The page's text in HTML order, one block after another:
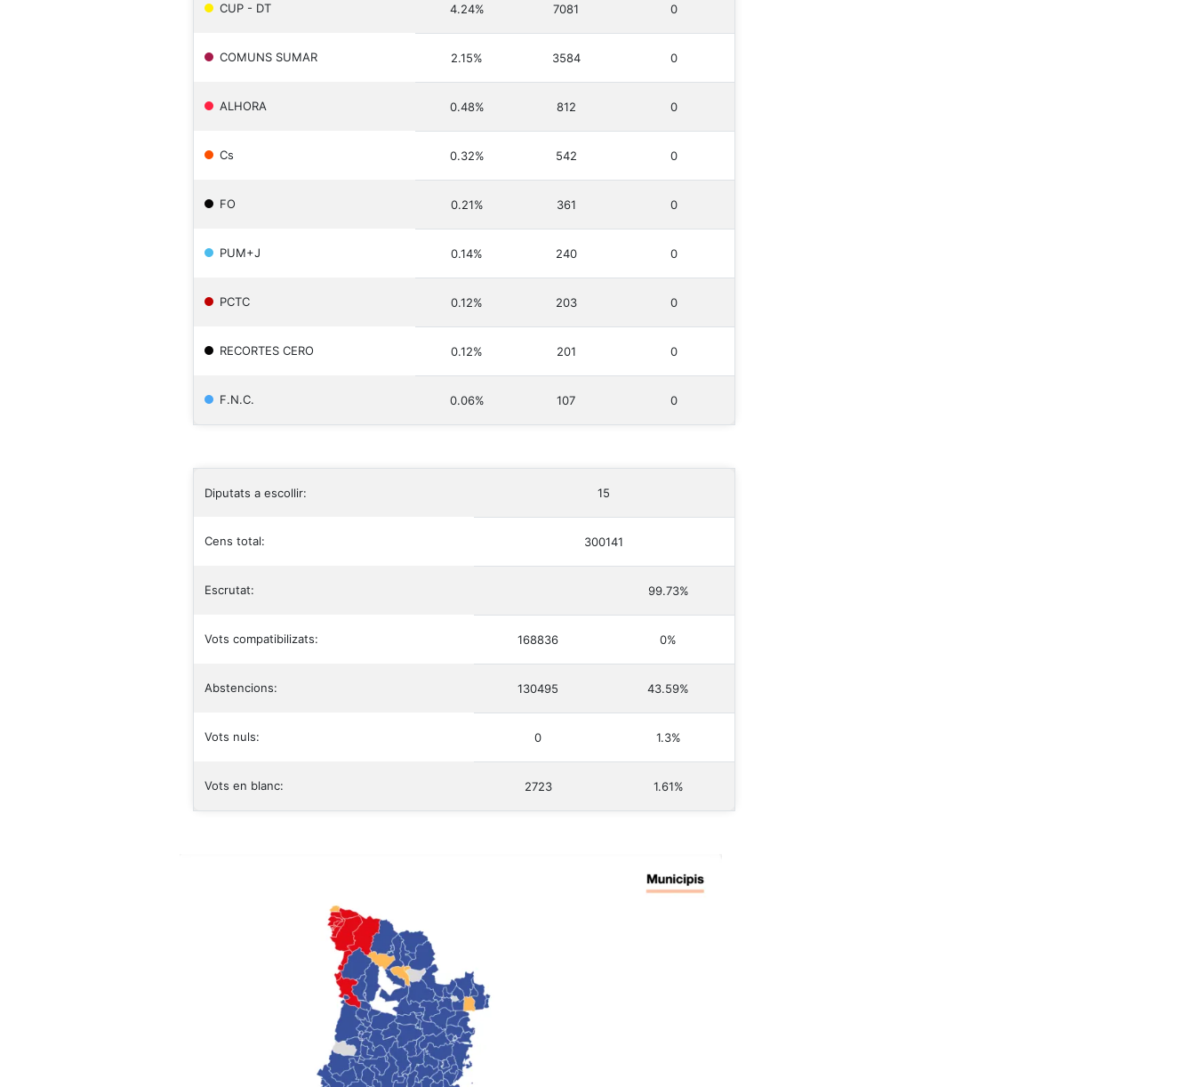
CUP - DT 4.24% 7081 0
COMUNS SUMAR 2.15% 3584 0
ALHORA 0.48% 812 0
Cs 0.32% 542 0
FO 0.21% 361 0
PUM+J 0.14% 240 0
PCTC 0.12% 203 0
RECORTES CERO 0.12% 201 0
F.N.C. 0.06% 107 0
Diputats a escollir: 15
Cens total: 300141
Escrutat: 99.73%
Vots compatibilizats: 168836 0%
Abstencions: 130495 43.59%
Vots nuls: 0 1.3%
Vots en blanc: 2723 1.61%